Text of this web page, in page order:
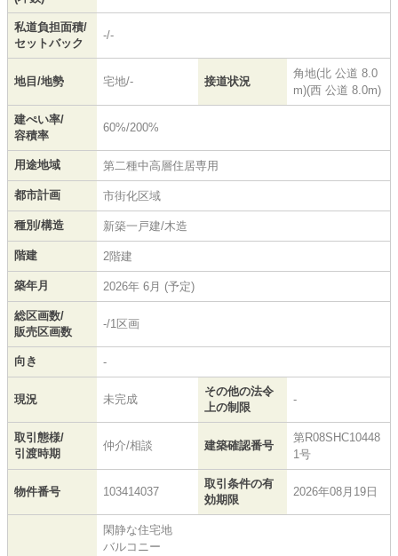
私道負担面積/
セットバック
-/-
地目/地勢 宅地/- 接道状況
角地(北 公道 8.0
m)(西 公道 8.0m)
建ぺい率/
容積率
60%/200%
用途地域 第二種中高層住居専用
都市計画 市街化区域
種別/構造 新築一戸建/木造
階建 2階建
築年月 2026年 6月 (予定)
総区画数/
販売区画数
-/1区画
向き -
現況 未完成
その他の法令
上の制限
-
取引態様/
引渡時期
仲介/相談 建築確認番号
第R08SHC10448
1号
物件番号 103414037
取引条件の有
効期限
2026年08月19日
閑静な住宅地
バルコニー